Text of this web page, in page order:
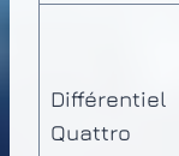
Différentiel
Quattro